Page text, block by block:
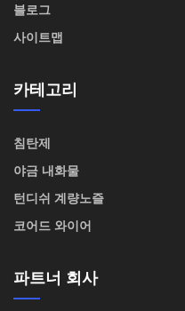
블로그
사이트맵
카테고리
침탄제
야금 내화물
턴디쉬 계량노즐
코어드 와이어
파트너 회사